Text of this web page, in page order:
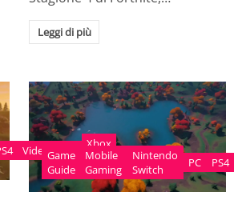
Leggi di più
Videogame
Xbox
One
Game
Guide
Mobile
Gaming
Nintendo
Switch
PC PS4